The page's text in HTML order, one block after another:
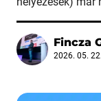
Fincza
2026. 05. 22.